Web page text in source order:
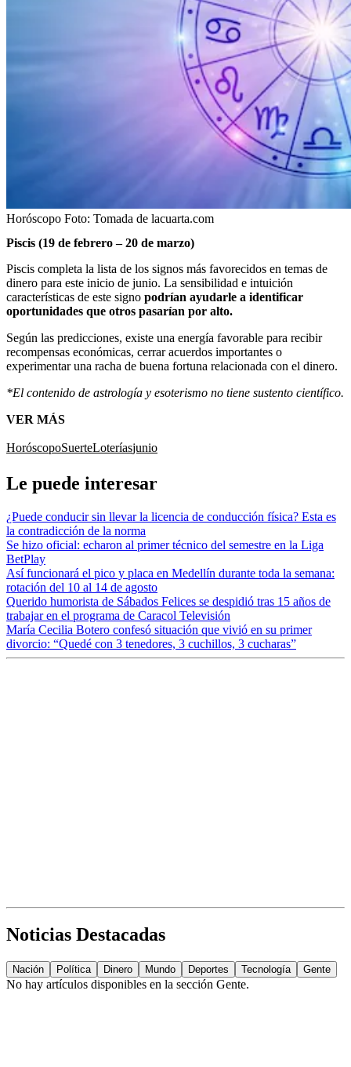
Horóscopo Foto: Tomada de lacuarta.com
Piscis (19 de febrero – 20 de marzo)
Piscis completa la lista de los signos más favorecidos en temas de
dinero para este inicio de junio. La sensibilidad e intuición
características de este signo podrían ayudarle a identificar
oportunidades que otros pasarían por alto.
Según las predicciones, existe una energía favorable para recibir
recompensas económicas, cerrar acuerdos importantes o
experimentar una racha de buena fortuna relacionada con el dinero.
*El contenido de astrología y esoterismo no tiene sustento científico.
VER MÁS
HoróscopoSuerteLoteríasjunio
Le puede interesar
¿Puede conducir sin llevar la licencia de conducción física? Esta es
la contradicción de la norma
Se hizo oficial: echaron al primer técnico del semestre en la Liga
BetPlay
Así funcionará el pico y placa en Medellín durante toda la semana:
rotación del 10 al 14 de agosto
Querido humorista de Sábados Felices se despidió tras 15 años de
trabajar en el programa de Caracol Televisión
María Cecilia Botero confesó situación que vivió en su primer
divorcio: “Quedé con 3 tenedores, 3 cuchillos, 3 cucharas”
Noticias Destacadas
Nación Política Dinero Mundo Deportes Tecnología Gente
No hay artículos disponibles en la sección Gente.